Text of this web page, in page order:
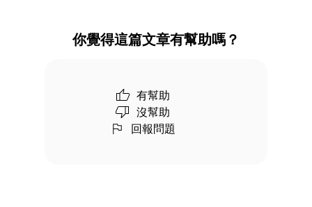
你覺得這篇文章有幫助嗎？
有幫助
沒幫助
回報問題